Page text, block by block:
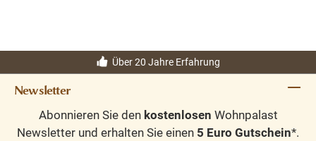
Über 20 Jahre Erfahrung
Newsletter
Abonnieren Sie den kostenlosen Wohnpalast
Newsletter und erhalten Sie einen 5 Euro Gutschein*.